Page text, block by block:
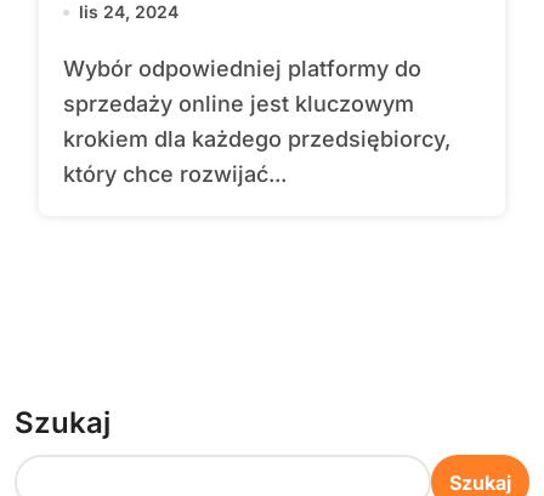
lis 24, 2024
Wybór odpowiedniej platformy do
sprzedaży online jest kluczowym
krokiem dla każdego przedsiębiorcy,
który chce rozwijać...
Szukaj
Szukaj